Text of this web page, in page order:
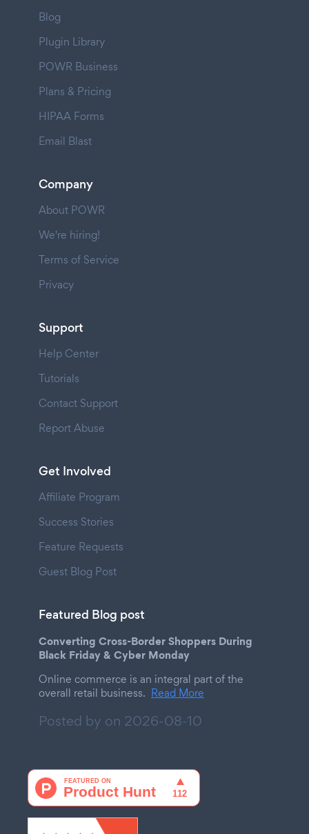
Blog
Plugin Library
POWR Business
Plans & Pricing
HIPAA Forms
Email Blast
Company
About POWR
We're hiring!
Terms of Service
Privacy
Support
Help Center
Tutorials
Contact Support
Report Abuse
Get Involved
Affiliate Program
Success Stories
Feature Requests
Guest Blog Post
Featured Blog post
Converting Cross-Border Shoppers During
Black Friday & Cyber Monday
Online commerce is an integral part of the
overall retail business. Read More
Posted by on 2026-08-10